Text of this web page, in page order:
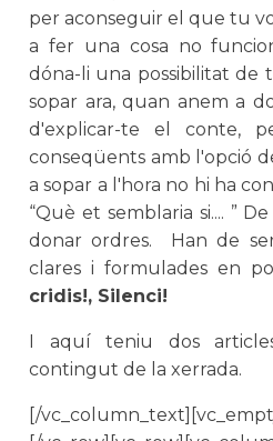
per aconseguir el que tu
a fer una cosa no
dóna-li una possibilitat de
sopar ara, quan anem a
d'explicar-te el conte,
conseqüents amb l'opció
a sopar a l'hora no hi ha
“Què et semblaria si.... ”
donar ordres. Han de
clares i formulades en
cridis!, Silenci!
I aquí teniu dos
contingut de la xerrada.
[/